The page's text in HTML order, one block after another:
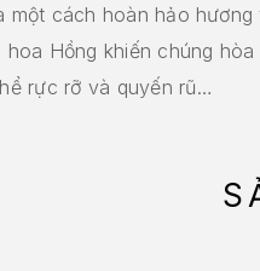
một cách hoàn hảo hương
Hồng khiến chúng hòa
rực rỡ và quyến rũ…